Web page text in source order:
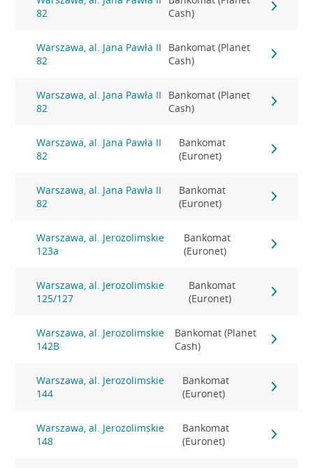
82
Cash)
Warszawa, al. Jana Pawła II
82
Bankomat (Planet
Cash)
Warszawa, al. Jana Pawła II
82
Bankomat (Planet
Cash)
Warszawa, al. Jana Pawła II
82
Bankomat
(Euronet)
Warszawa, al. Jana Pawła II
82
Bankomat
(Euronet)
Warszawa, al. Jerozolimskie
123a
Bankomat
(Euronet)
Warszawa, al. Jerozolimskie
125/127
Bankomat
(Euronet)
Warszawa, al. Jerozolimskie
142B
Bankomat (Planet
Cash)
Warszawa, al. Jerozolimskie
144
Bankomat
(Euronet)
Warszawa, al. Jerozolimskie
148
Bankomat
(Euronet)